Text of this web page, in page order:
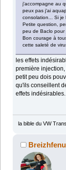
j'accompagne au
peux pas j'ai
consolation... Si je
Petite question,
peu de Baclo pour
Bon courage à
cette saleté de
les effets
première
petit peu dois
qu'ils conseillent
effets indésirables.
la bible du VW